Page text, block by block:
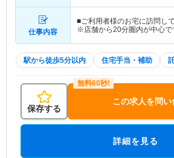
仕事内容
■ご利用者様のお宅に訪問し
※店舗から20分圏内が中心
駅から徒歩5分以内 住宅手当・補助
保存する
この求人を問い
詳細を見る